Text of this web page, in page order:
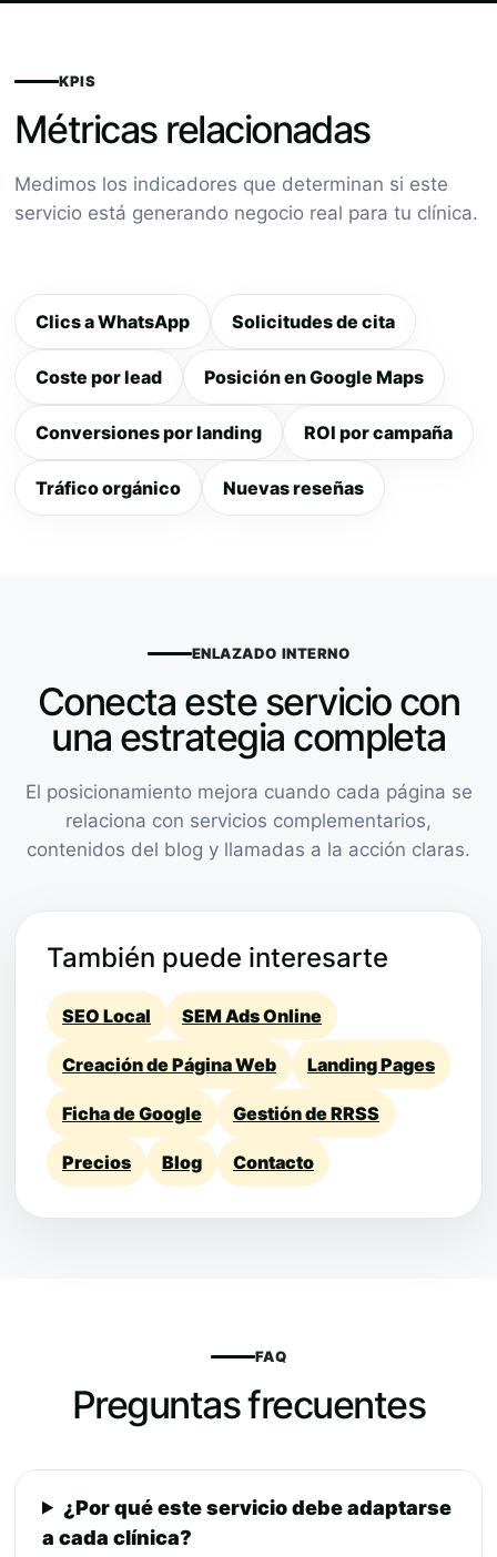
KPIS
Métricas relacionadas
Medimos los indicadores que determinan si este
servicio está generando negocio real para tu clínica.
Clics a WhatsApp Solicitudes de cita
Coste por lead Posición en Google Maps
Conversiones por landing ROI por campaña
Tráfico orgánico Nuevas reseñas
ENLAZADO INTERNO
Conecta este servicio con
una estrategia completa
El posicionamiento mejora cuando cada página se
relaciona con servicios complementarios,
contenidos del blog y llamadas a la acción claras.
También puede interesarte
SEO Local SEM Ads Online
Creación de Página Web Landing Pages
Ficha de Google Gestión de RRSS
Precios Blog Contacto
FAQ
Preguntas frecuentes
¿Por qué este servicio debe adaptarse
a cada clínica?